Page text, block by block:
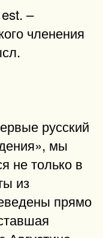
–
членения
русский
мы
не только в
из
прямо